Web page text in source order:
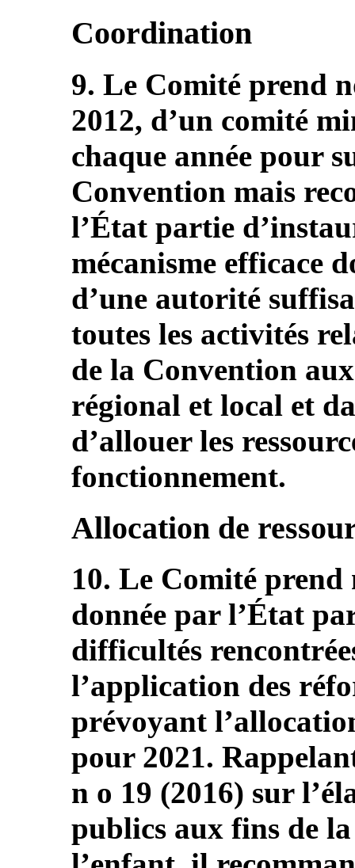
Coordination
9. Le Comité prend
2012, d’un comité
chaque année pour
Convention mais
l’État partie
mécanisme efficace
d’une autorité
toutes les activités
de la Convention
régional et local et
d’allouer les
fonctionnement.
Allocation de
10. Le Comité prend
donnée par l’État
difficultés
l’application des
prévoyant
pour 2021.
n o 19 (2016) sur
publics aux fins de